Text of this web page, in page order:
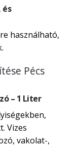
és
használható,
Pécs
– 1 Liter
Vizes
vakolat-,